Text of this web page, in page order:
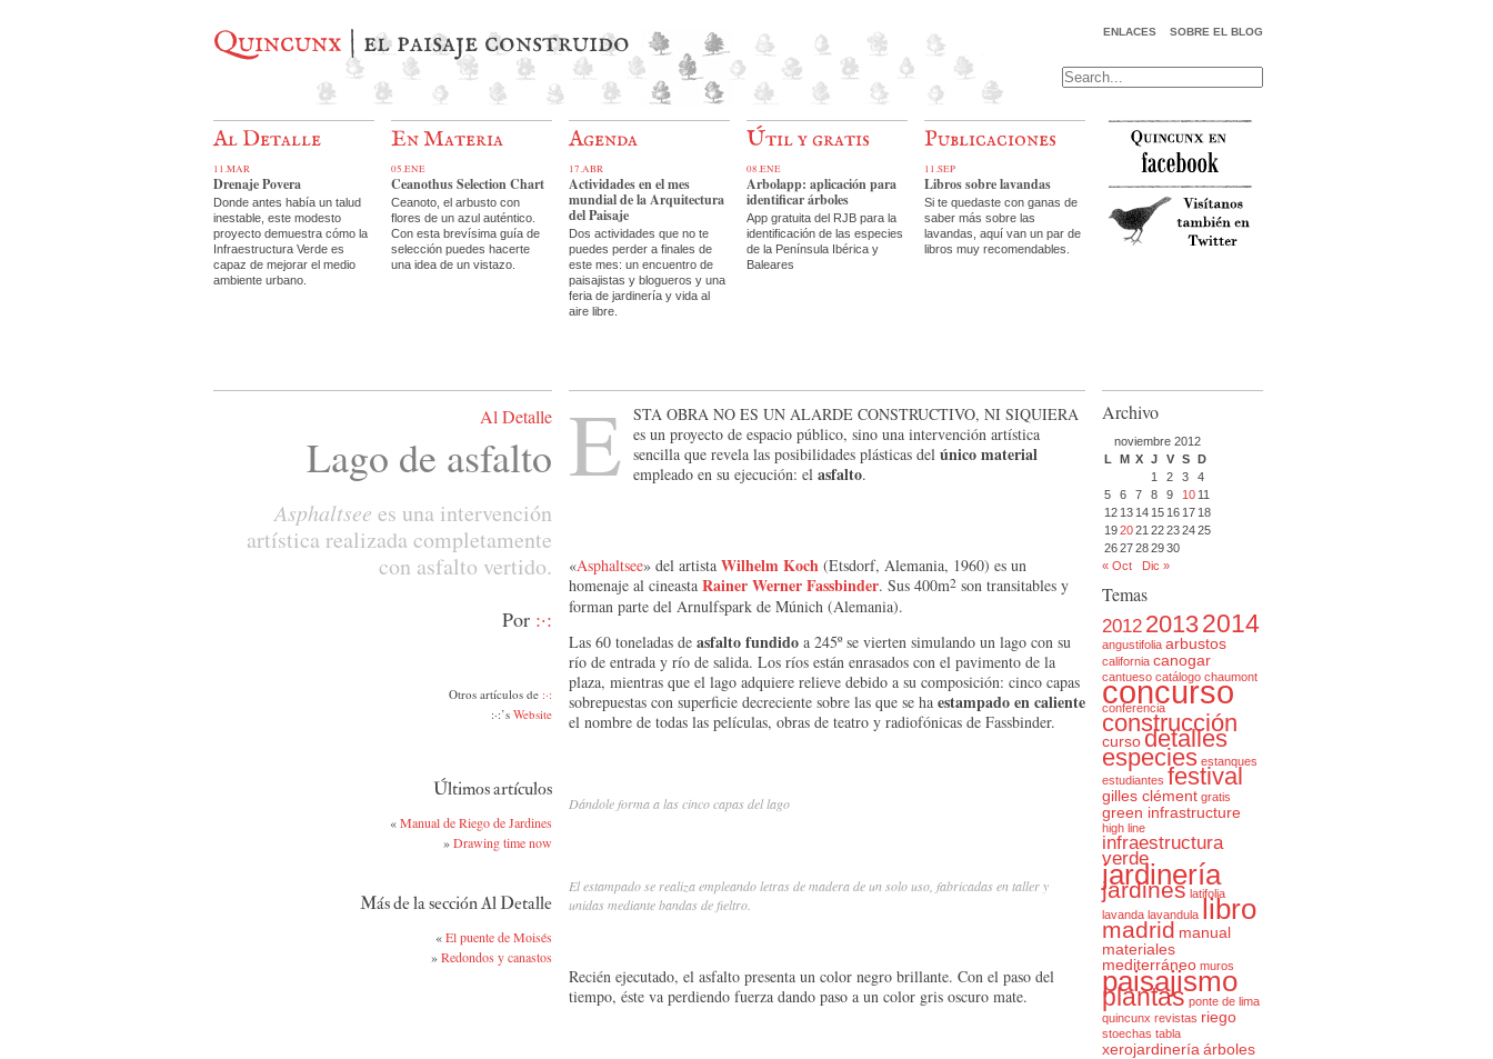
SOBRE EL BLOG
ENLACES
Quincunx | el paisaje construido
Al Detalle
11.MAR
Drenaje Povera
Donde antes había un talud
inestable, este modesto
proyecto demuestra cómo la
Infraestructura Verde es
capaz de mejorar el medio
ambiente urbano.
En Materia
05.ENE
Ceanothus Selection Chart
Ceanoto, el arbusto con
flores de un azul auténtico.
Con esta brevísima guía de
selección puedes hacerte
una idea de un vistazo.
Agenda
17.ABR
Actividades en el mes
mundial de la Arquitectura
del Paisaje
Dos actividades que no te
puedes perder a finales de
este mes: un encuentro de
paisajistas y blogueros y una
feria de jardinería y vida al
aire libre.
Útil y gratis
08.ENE
Arbolapp: aplicación para
identificar árboles
App gratuita del RJB para la
identificación de las especies
de la Península Ibérica y
Baleares
Publicaciones
11.SEP
Libros sobre lavandas
Si te quedaste con ganas de
saber más sobre las
lavandas, aquí van un par de
libros muy recomendables.
Al Detalle
Lago de asfalto
Asphaltsee es una intervención
artística realizada completamente
con asfalto vertido.
Por :·:
Otros artículos de :·:
:·:’s Website
Últimos artículos
«Manual de Riego de Jardines
»Drawing time now
Más de la sección Al Detalle
«El puente de Moisés
»Redondos y canastos
E
sta obra no es un alarde constructivo, ni siquiera
es un proyecto de espacio público, sino una intervención artística
sencilla que revela las posibilidades plásticas del único material
empleado en su ejecución: el asfalto.
«Asphaltsee» del artista Wilhelm Koch (Etsdorf, Alemania, 1960) es un
homenaje al cineasta Rainer Werner Fassbinder. Sus 400m2 son transitables y
forman parte del Arnulfspark de Múnich (Alemania).
Las 60 toneladas de asfalto fundido a 245º se vierten simulando un lago con su
río de entrada y río de salida. Los ríos están enrasados con el pavimento de la
plaza, mientras que el lago adquiere relieve debido a su composición: cinco capas
sobrepuestas con superficie decreciente sobre las que se ha estampado en caliente
el nombre de todas las películas, obras de teatro y radiofónicas de Fassbinder.
Dándole forma a las cinco capas del lago
El estampado se realiza empleando letras de madera de un solo uso, fabricadas en taller y
unidas mediante bandas de fieltro.
Recién ejecutado, el asfalto presenta un color negro brillante. Con el paso del
tiempo, éste va perdiendo fuerza dando paso a un color gris oscuro mate.
Archivo
noviembre 2012
L
M X J V S D
1
2 3
4
5
6 7 8 9 10 11
12 13 14 15 16 17 18
192021 22232425
2627282930
« Oct
Dic »
Temas
2012 20132014
angustifolia arbustos
california canogar
cantueso catálogo chaumont
concurso
conferencia
construcción
cursodetalles
especies estanques
estudiantes festival
gilles clément gratis
green infrastructure
high line
infraestructura
verde
jardinería
jardines latifolia
lavanda lavandula libro
madrid manual
materiales
mediterráneo muros
paisajismo
plantas ponte de lima
quincunx revistas riego
stoechas tabla
xerojardinería árboles